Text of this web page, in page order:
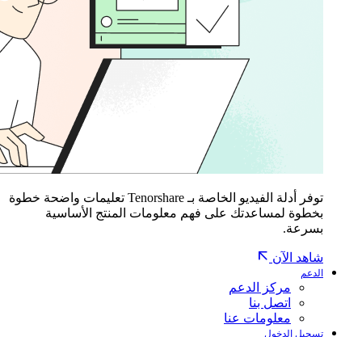
توفر أدلة الفيديو الخاصة بـ Tenorshare تعليمات واضحة خطوة
بخطوة لمساعدتك على فهم معلومات المنتج الأساسية
بسرعة.
شاهد الآن
الدعم
مركز الدعم
اتصل بنا
معلومات عنا
تسجيل الدخول